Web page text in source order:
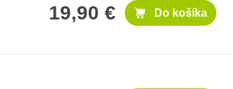
19,90 € Do košíka